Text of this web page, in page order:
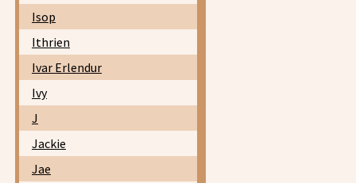
Isop
Ithrien
Ivar Erlendur
Ivy
J
Jackie
Jae